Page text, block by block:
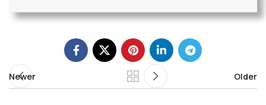
Newer Older